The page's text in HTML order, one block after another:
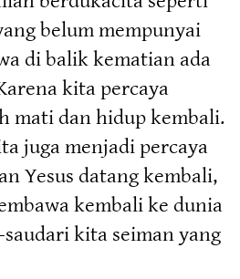
belum mempunyai
di balik kematian ada
kita percaya
mati dan hidup kembali.
juga menjadi percaya
Yesus datang kembali,
kembali ke dunia
kita seiman yang